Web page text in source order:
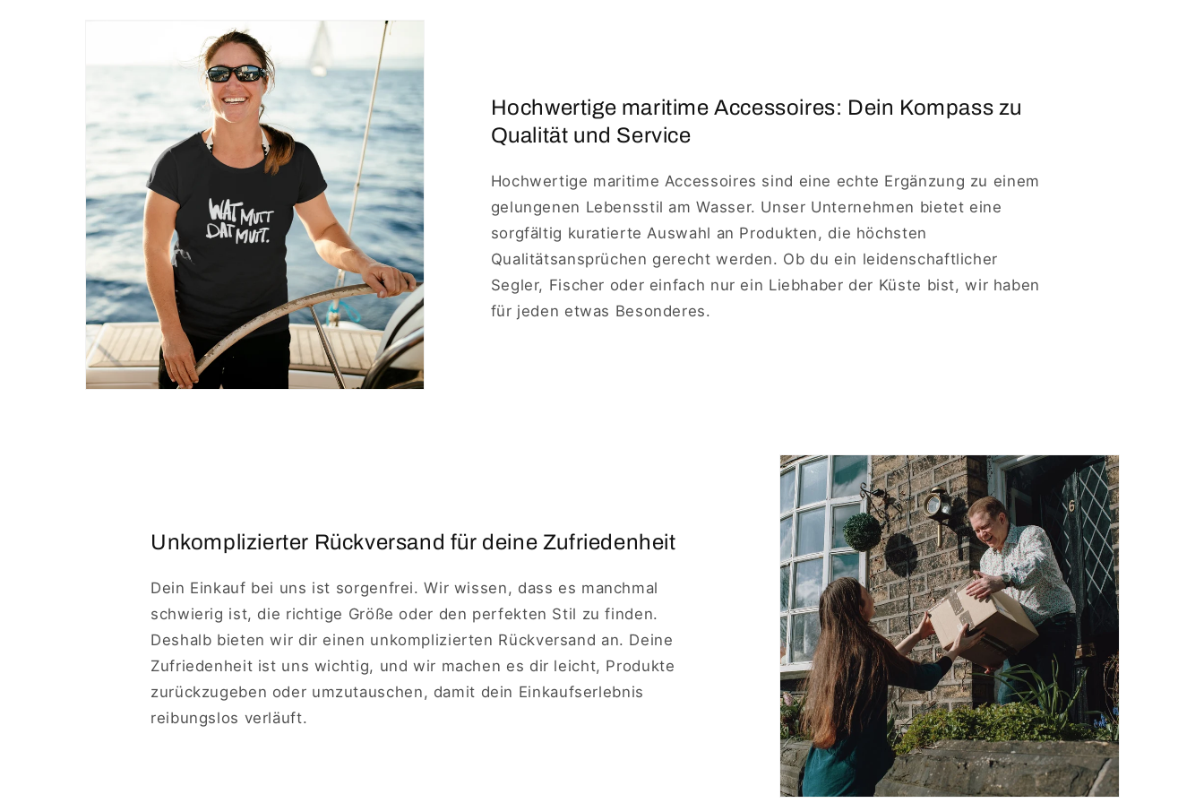
Hochwertige maritime Accessoires: Dein Kompass zu
Qualität und Service
Hochwertige maritime Accessoires sind eine echte Ergänzung zu einem
gelungenen Lebensstil am Wasser. Unser Unternehmen bietet eine
sorgfältig kuratierte Auswahl an Produkten, die höchsten
Qualitätsansprüchen gerecht werden. Ob du ein leidenschaftlicher
Segler, Fischer oder einfach nur ein Liebhaber der Küste bist, wir haben
für jeden etwas Besonderes.
Unkomplizierter Rückversand für deine Zufriedenheit
Dein Einkauf bei uns ist sorgenfrei. Wir wissen, dass es manchmal
schwierig ist, die richtige Größe oder den perfekten Stil zu finden.
Deshalb bieten wir dir einen unkomplizierten Rückversand an. Deine
Zufriedenheit ist uns wichtig, und wir machen es dir leicht, Produkte
zurückzugeben oder umzutauschen, damit dein Einkaufserlebnis
reibungslos verläuft.